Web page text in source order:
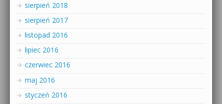
sierpień 2018
sierpień 2017
listopad 2016
lipiec 2016
czerwiec 2016
maj 2016
styczeń 2016